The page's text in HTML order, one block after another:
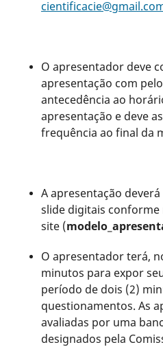
O apresentador deve
apresentação com
antecedência ao
apresentação e deve
frequência ao final da
A apresentação
slide digitais
site (
O apresentador terá,
minutos para expor
período de dois (2)
questionamentos. As
avaliadas por uma
designados pela